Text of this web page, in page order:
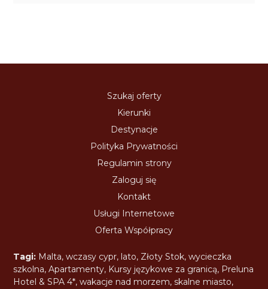
Szukaj oferty
Kierunki
Destynacje
Polityka Prywatności
Regulamin strony
Zaloguj się
Kontakt
Usługi Internetowe
Oferta Współpracy
Tagi: Malta,wczasy cypr, lato, Złoty Stok,wycieczka
szkolna,Apartamenty, Kursy językowe za granicą, Preluna
Hotel & SPA 4*,wakacje nad morzem,skalne miasto,